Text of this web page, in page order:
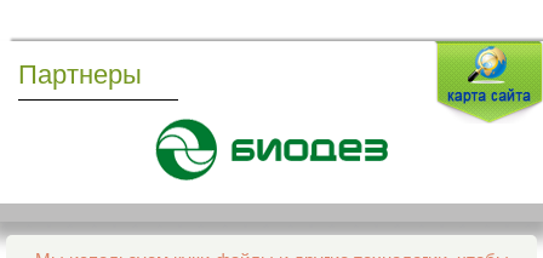
Партнеры